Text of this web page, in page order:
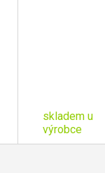
skladem u
výrobce